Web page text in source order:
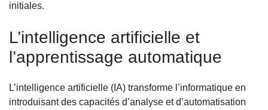
initiales.
L’intelligence artificielle et
l’apprentissage automatique
L’intelligence artificielle (IA) transforme l’informatique en
introduisant des capacités d’analyse et d’automatisation